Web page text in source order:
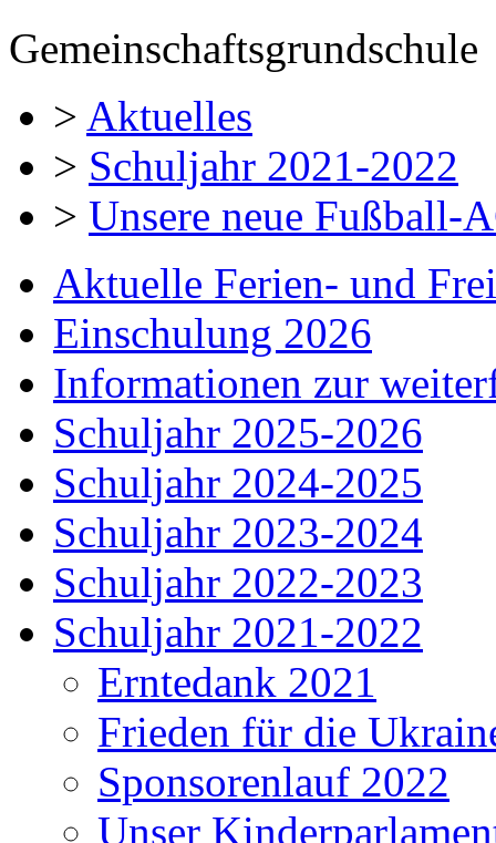
Gemeinschaftsgrundschule
> Aktuelles
> Schuljahr 2021-2022
> Unsere neue Fußball-
Aktuelle Ferien- und
Einschulung 2026
Informationen zur
Schuljahr 2025-2026
Schuljahr 2024-2025
Schuljahr 2023-2024
Schuljahr 2022-2023
Schuljahr 2021-2022
Erntedank 2021
Frieden für die
Sponsorenlauf 2022
Unser